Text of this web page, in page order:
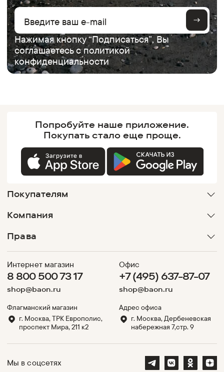
Нажимая кнопку “Подписаться”, Вы
соглашаетесь сполитикой
конфиденциальности
Попробуйте наше приложение.
Покупатьстало еще проще.
Покупателям
Компания
Права
Интернет магазин
8 800 500 73 17
shop@baon.ru
Флагманский магазин
г. Москва, ТРК Европолис,
проспект Мира, 211 к2
Офис
+7 (495) 637-87-07
shop@baon.ru
Адрес офиса
г. Москва, Дербеневская
набережная 7,стр. 9
Мы в соцсетях